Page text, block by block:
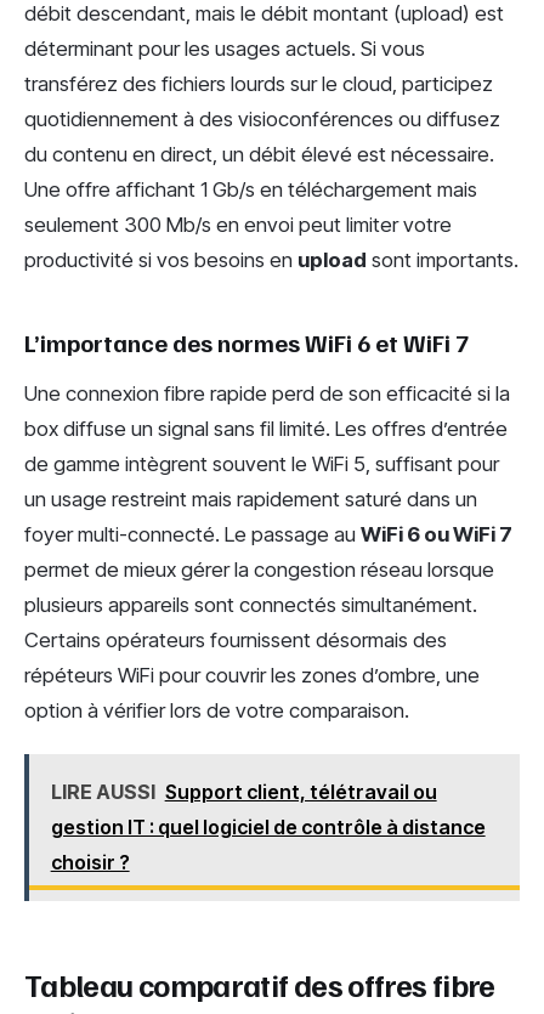
débit descendant, mais le débit montant (upload) est
déterminant pour les usages actuels. Si vous
transférez des fichiers lourds sur le cloud, participez
quotidiennement à des visioconférences ou diffusez
du contenu en direct, un débit élevé est nécessaire.
Une offre affichant 1 Gb/s en téléchargement mais
seulement 300 Mb/s en envoi peut limiter votre
productivité si vos besoins en upload sont importants.
L’importance des normes WiFi 6 et WiFi 7
Une connexion fibre rapide perd de son efficacité si la
box diffuse un signal sans fil limité. Les offres d’entrée
de gamme intègrent souvent le WiFi 5, suffisant pour
un usage restreint mais rapidement saturé dans un
foyer multi-connecté. Le passage au WiFi 6 ou WiFi 7
permet de mieux gérer la congestion réseau lorsque
plusieurs appareils sont connectés simultanément.
Certains opérateurs fournissent désormais des
répéteurs WiFi pour couvrir les zones d’ombre, une
option à vérifier lors de votre comparaison.
LIRE AUSSI Support client, télétravail ou
gestion IT : quel logiciel de contrôle à distance
choisir ?
Tableau comparatif des offres fibre